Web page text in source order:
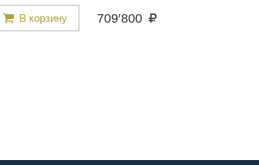
В корзину 709′800